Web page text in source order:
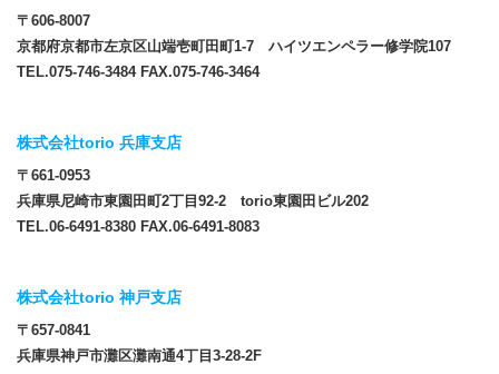
〒606-8007
京都府京都市左京区山端壱町田町1-7 ハイツエンペラー修学院107
TEL.075-746-3484 FAX.075-746-3464
株式会社torio 兵庫支店
〒661-0953
兵庫県尼崎市東園田町2丁目92-2 torio東園田ビル202
TEL.06-6491-8380 FAX.06-6491-8083
株式会社torio 神戸支店
〒657-0841
兵庫県神戸市灘区灘南通4丁目3-28-2F